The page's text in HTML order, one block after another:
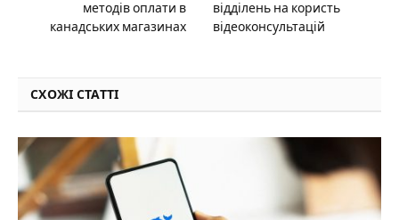
методів оплати в
канадських магазинах
відділень на користь
відеоконсультацій
СХОЖІ СТАТТІ